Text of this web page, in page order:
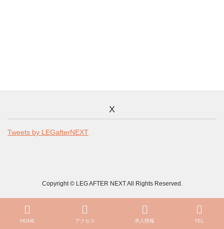
X
Tweets by LEGafterNEXT
Copyright © LEG AFTER NEXT All Rights Reserved.
HOME アクセス 求人情報 TEL